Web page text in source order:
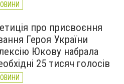
про присвоєння
Героя України
Юкову набрала
25 тисяч голосів